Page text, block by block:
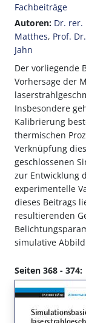
Fachbeiträge
Autoren: Dr. rer.
Matthes, Prof.
Jahn
Der vorliegende
Vorhersage der
Insbesondere
Kalibrierung
thermischen
Verknüpfung
geschlossenen
zur Entwicklung
experimentelle
dieses Beitrags
resultierenden
simulative
Seiten 368 - 374: